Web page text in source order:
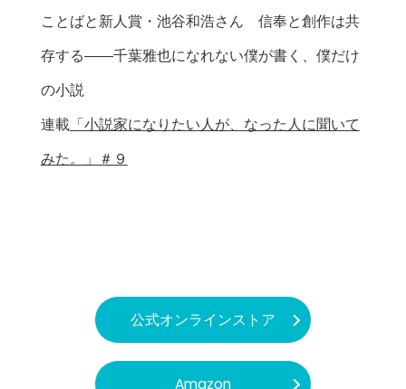
ことばと新人賞・池谷和浩さん 信奉と創作は共
存する――千葉雅也になれない僕が書く、僕だけ
の小説
連載「小説家になりたい人が、なった人に聞いて
みた。」＃９
公式オンラインストア
Amazon